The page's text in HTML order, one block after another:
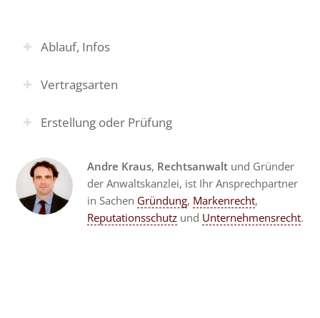
Ablauf, Infos
Vertragsarten
Erstellung oder Prüfung
Andre Kraus, Rechtsanwalt und Gründer
der Anwaltskanzlei, ist Ihr Ansprechpartner
in Sachen Gründung, Markenrecht,
Reputationsschutzund Unternehmensrecht.